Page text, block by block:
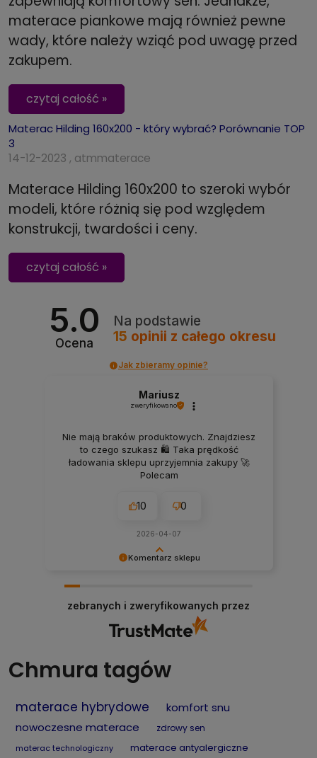
materace piankowe mają również pewne
wady, które należy wziąć pod uwagę przed
zakupem.
czytaj całość »
Materac Hilding 160x200 - który wybrać? Porównanie TOP
3
14-12-2023 , atmmaterace
Materace Hilding 160x200 to szeroki wybór
modeli, które różnią się pod względem
konstrukcji, twardości i ceny.
czytaj całość »
5.0
Ocena
Na podstawie
15 opinii z całego okresu
Jak zbieramy opinie?
Komentarz sklepu
dostępność produktów oraz szybkie działanie
naszego sklepu internetowego. To dla nas
ważne, aby zakupy materaca online były
Mariusz
zweryfikowano
Nie mają braków produktowych. Znajdziesz
to czego szukasz 🛍️ Taka prędkość
ładowania sklepu uprzyjemnia zakupy 🚀
Polecam
10 0
2026-04-07
zebranych i zweryfikowanych przez
Chmura tagów
materace hybrydowe
komfort snu
nowoczesne materace
zdrowy sen
materac technologiczny materace antyalergiczne